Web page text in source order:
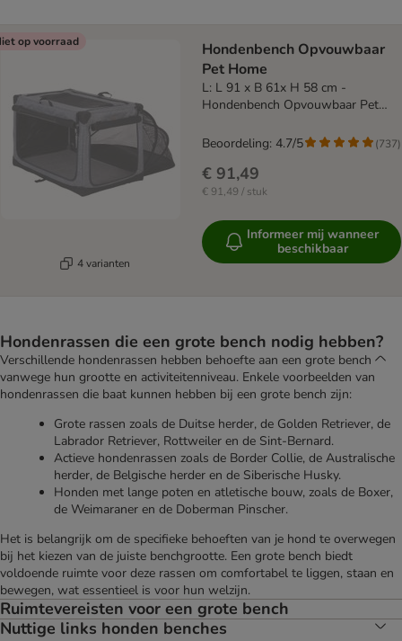
op voorraad
4 varianten
Hondenbench Opvouwbaar
Pet Home
L: L 91 x B 61x H 58 cm -
Hondenbench Opvouwbaar Pet
€ 91,49
€ 91,49 / stuk
Beoordeling: 4.7/5 (737)
Informeer mij wanneer
beschikbaar
Hondenrassen die een grote bench nodig hebben?
Verschillende hondenrassen hebben behoefte aan een grote bench
vanwege hun grootte en activiteitenniveau. Enkele voorbeelden van
hondenrassen die baat kunnen hebben bij een grote bench zijn:
Grote rassen zoals de Duitse herder, de Golden Retriever, de
Labrador Retriever, Rottweiler en de Sint-Bernard.
Actieve hondenrassen zoals de Border Collie, de Australische
herder, de Belgische herder en de Siberische Husky.
Honden met lange poten en atletische bouw, zoals de Boxer,
de Weimaraner en de Doberman Pinscher.
Het is belangrijk om de specifieke behoeften van je hond te overwegen
bij het kiezen van de juiste benchgrootte. Een grote bench biedt
voldoende ruimte voor deze rassen om comfortabel te liggen, staan en
bewegen, wat essentieel is voor hun welzijn.
Ruimtevereisten voor een grote bench
Nuttige links honden benches